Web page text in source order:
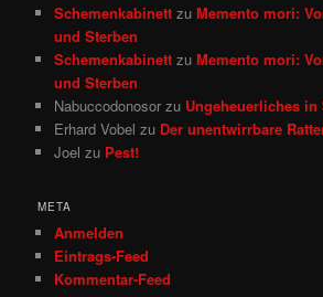
Schemenkabinett zuMemento mori:
und Sterben
Schemenkabinett zuMemento mori:
und Sterben
Nabuccodonosor zu Ungeheuerliches
Erhard Vobel zu Der unentwirrbare
Joel zu Pest!
META
Anmelden
Eintrags-Feed
Kommentar-Feed